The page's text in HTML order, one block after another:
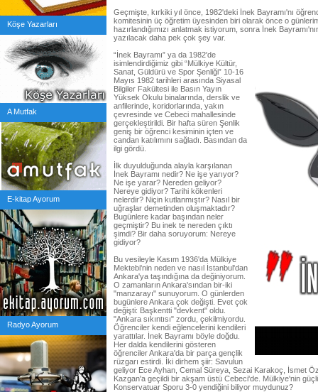
Köşe Yazarları
A Mutfak
E-kitap Ayorum
Radyo Ayorum
Geçmişte, kırkiki yıl önce, 1982'deki İnek Bayramı'nı
komitesinin üç öğretim üyesinden biri olarak önce o
hazırlandığımızı anlatmak istiyorum, sonra İnek
yazılacak daha pek çok şey var.
“İnek Bayramı” ya da 1982'de
isimlendirdiğimiz gibi “Mülkiye Kültür,
Sanat, Güldürü ve Spor Şenliği” 10-16
Mayıs 1982 tarihleri arasında Siyasal
Bilgiler Fakültesi ile Basın Yayın
Yüksek Okulu binalarında, derslik ve
anfilerinde, koridorlarında, yakın
çevresinde ve Cebeci mahallesinde
gerçekleştirildi. Bir hafta süren Şenlik
geniş bir öğrenci kesiminin içten ve
candan katılımını sağladı. Basından da
ilgi gördü.
İlk duyulduğunda alayla karşılanan
İnek Bayramı nedir? Ne işe yarıyor?
Ne işe yarar? Nereden geliyor?
Nereye gidiyor? Tarihi kökenleri
nelerdir? Niçin kutlanmıştır? Nasıl bir
uğraşlar demetinden oluşmaktadır?
Bugünlere kadar başından neler
geçmiştir? Bu inek te nereden çıktı
şimdi? Bir daha soruyorum: Nereye
gidiyor?
Bu vesileyle Kasım 1936'da Mülkiye
Mektebi'nin neden ve nasıl İstanbul'dan
Ankara'ya taşındığına da değiniyorum.
O zamanların Ankara'sından bir-iki
"manzarayı" sunuyorum. O günlerden
bugünlere Ankara çok değişti. Evet çok
değişti: Başkentti "devkent" oldu.
"Ankara sıkıntısı" zordu, çekilmiyordu.
Öğrenciler kendi eğlencelerini kendileri
yarattılar. İnek Bayramı böyle doğdu.
Her dalda kendilerini gösteren
öğrenciler Ankara'da bir parça gençlik
rüzgarı estirdi. İki dirhem şiir: Savulun
geliyor Ece Ayhan, Cemal Süreya, Sezai Karakoç, İsmet
Kazgan'a geçildi bir akşam üstü Cebeci'de. Mülkiye'nin
Konservatuar Sporu 3-0 yendiğini biliyor muydunuz?